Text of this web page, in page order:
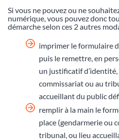
Si vous ne pouvez ou ne
numérique, vous pouvez donc
démarche selon ces 2 autres
imprimer le formulaire
puis le remettre, en
un justificatif d’identité,
commissariat ou au
accueillant du public
remplir à la main le
place (gendarmerie ou
tribunal, ou lieu